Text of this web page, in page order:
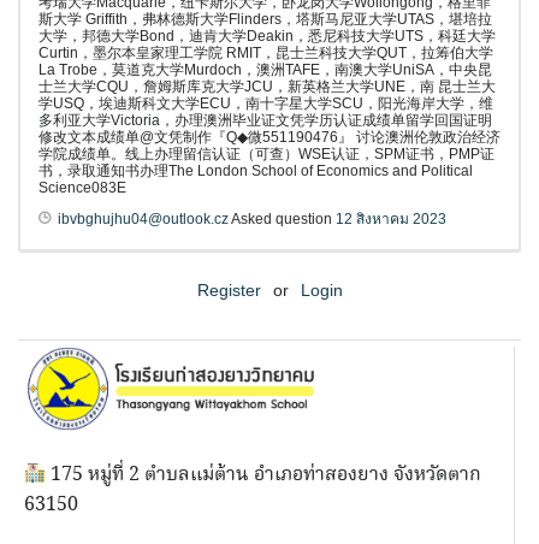
斯大学 Griffith，弗林德斯大学Flinders，塔斯马尼亚大学UTAS，堪培拉
大学，邦德大学Bond，迪肯大学Deakin，悉尼科技大学UTS，科廷大学
Curtin，墨尔本皇家理工学院 RMIT，昆士兰科技大学QUT，拉筹伯大学
La Trobe，莫道克大学Murdoch，澳洲TAFE，南澳大学UniSA，中央昆
士兰大学CQU，詹姆斯库克大学JCU，新英格兰大学UNE，南 昆士兰大
学USQ，埃迪斯科文大学ECU，南十字星大学SCU，阳光海岸大学，维
多利亚大学Victoria，办理澳洲毕业证文凭学历认证成绩单留学回国证明
修改文本成绩单@文凭制作『Q◆微551190476』 讨论澳洲伦敦政治经济
学院成绩单。线上办理留信认证（可查）WSE认证，SPM证书，PMP证
书，录取通知书办理The London School of Economics and Political
Science083E
ibvbghujhu04@outlook.czAsked question 12 สิงหาคม 2023
Register or Login
175 หมู่ที่ 2 ตำบลแม่ต้าน อำเภอท่าสองยาง จังหวัดตาก
63150